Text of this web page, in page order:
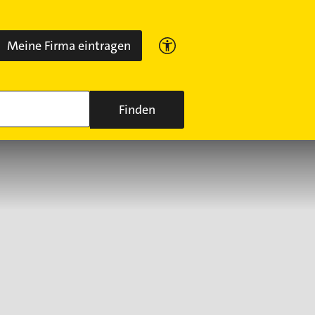
Meine Firma eintragen
Finden